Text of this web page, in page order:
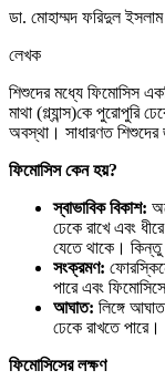
ডা. মোহাম্মদ ফরিদুল ইসলাম
লেখক
শিশুদের মধ্যে ফিমোসিস
মাথা (গ্ল্যান্স)কে পুরোপুরি
অবস্থা। সাধারণত শিশুদের
ফিমোসিসকেনহয়?
স্বাভাবিকবিকাশ:
ঢেকে রাখে এবং
যেতে থাকে। কিন্তু
সংক্রমণ:
পারে এবং
আঘাত: লিঙ্গে
ঢেকে রাখতে পারে।
ফিমোসিসেরলক্ষণ